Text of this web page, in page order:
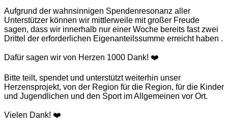
Aufgrund der wahnsinnigen Spendenresonanz aller
Unterstützer können wir mittlerweile mit großer Freude
sagen, dass wir innerhalb nur einer Woche bereits fast zwei
Drittel der erforderlichen Eigenanteilssumme erreicht haben .
Dafür sagen wir von Herzen 1000 Dank! ❤️
Bitte teilt, spendet und unterstützt weiterhin unser
Herzensprojekt, von der Region für die Region, für die Kinder
und Jugendlichen und den Sport im Allgemeinen vor Ort.
Vielen Dank! ❤️